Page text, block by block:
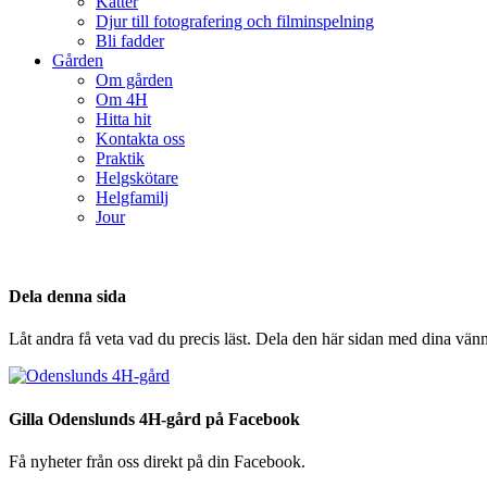
Djur till fotografering och filminspelning
Bli fadder
Gården
Om gården
Om 4H
Hitta hit
Kontakta oss
Praktik
Helgskötare
Helgfamilj
Jour
Dela denna sida
Låt andra få veta vad du precis läst. Dela den här sidan med dina
Gilla Odenslunds 4H-gård på Facebook
Få nyheter från oss direkt på din Facebook.